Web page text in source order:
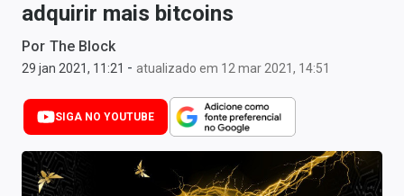
Anuncie
Últimas Notícias
Newsletters
Cotações
Comprar ou vender?
adquirir mais bitcoins
Por The Block
29 jan 2021, 11:21 - atualizado em 12 mar 2021, 14:51
SIGA NO YOUTUBE